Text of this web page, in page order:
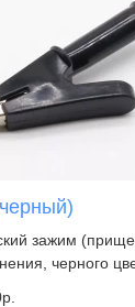
зажим
черного